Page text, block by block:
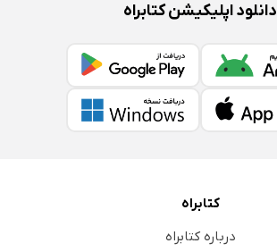
دانلود اپلیکیشن کتابراه
کتابراه
درباره کتابراه